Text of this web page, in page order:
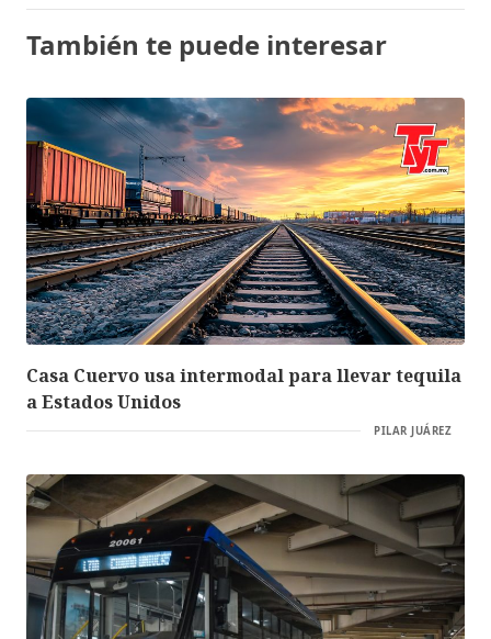
También te puede interesar
Casa Cuervo usa intermodal para llevar tequila
a Estados Unidos
PILAR JUÁREZ